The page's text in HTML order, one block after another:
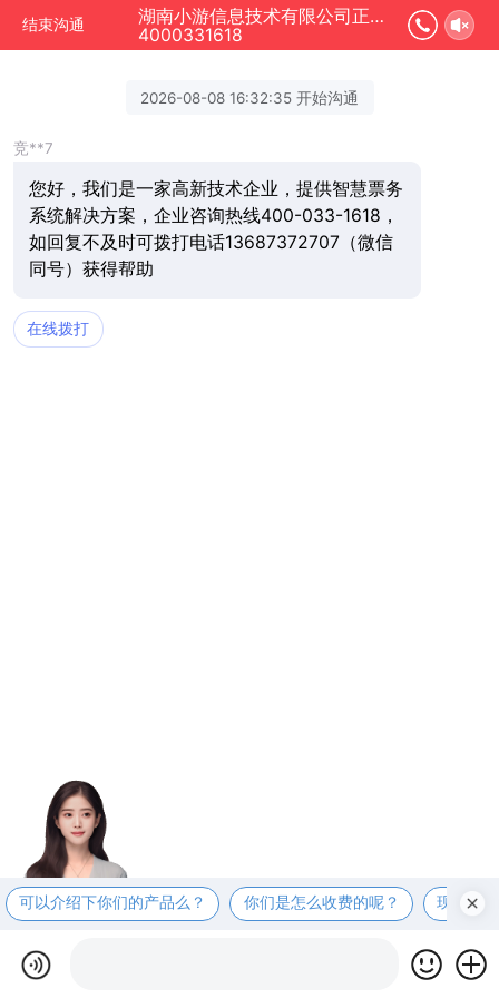
结束沟通
湖南小游信息技术有限公司正在为您服务
4000331618
2026-08-08 16:32:35 开始沟通
竞**7
您好，我们是一家高新技术企业，提供智慧票务
系统解决方案，企业咨询热线400-033-1618，
如回复不及时可拨打电话13687372707（微信
同号）获得帮助
在线拨打
可以介绍下你们的产品么？ 你们是怎么收费的呢？ 现在有